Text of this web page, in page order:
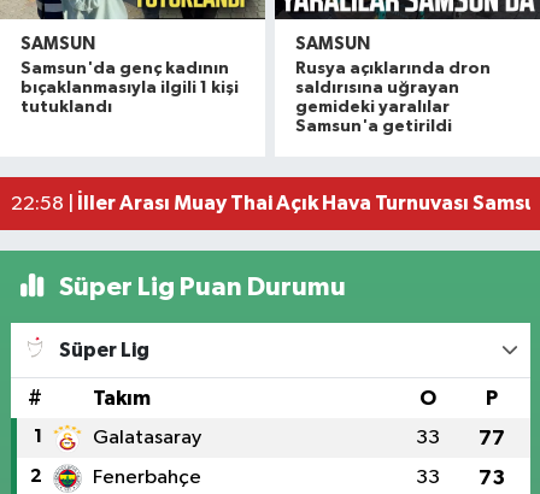
SAMSUN
Samsun'da genç kadının
bıçaklanmasıyla ilgili 1 kişi
tutuklandı
SAMSUN
Rusya açıklarında dron
saldırısına uğrayan
gemideki yaralılar
Samsun'a getirildi
10:21 |Samsun'da baraj ve gölet yatırımları
10:14 |Samsun'da balıkçılar yeni sezona hazırlanıyor!
Samsun'da dalgakıranların oluşturduğu
22:58 |
İller Arası Muay Thai Açık Hava Turnuvası
Süper Lig Puan Durumu
Süper Lig
# Takım O P
1 Galatasaray 33 77
2 Fenerbahçe 33 73